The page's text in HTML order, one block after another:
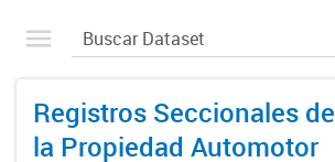
Registros Seccionales de
la Propiedad Automotor